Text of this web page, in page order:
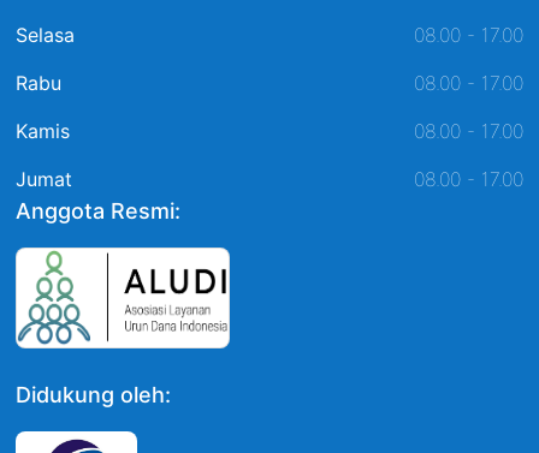
Selasa
Rabu
Kamis
Jumat
08.00 - 17.00
08.00 - 17.00
08.00 - 17.00
08.00 - 17.00
Anggota Resmi:
Didukung oleh: